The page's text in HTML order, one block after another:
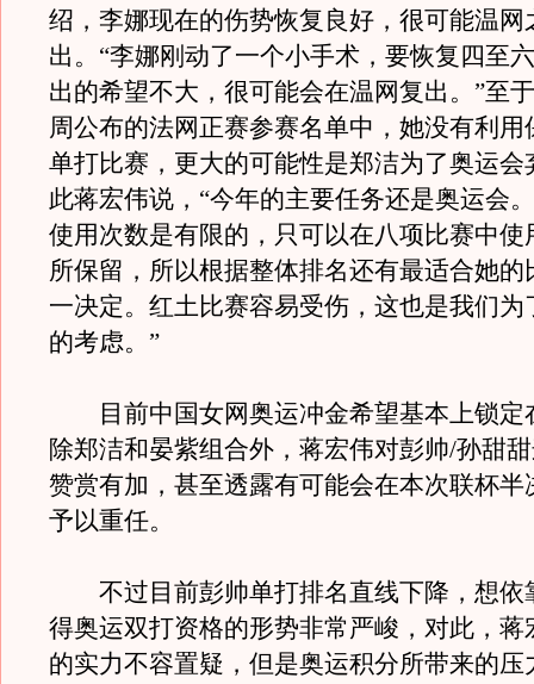
绍，李娜现在的伤势恢复良好，很可能温网
出。“李娜刚动了一个小手术，要恢复四至
出的希望不大，很可能会在温网复出。”至
周公布的法网正赛参赛名单中，她没有利用
单打比赛，更大的可能性是郑洁为了奥运会
此蒋宏伟说，“今年的主要任务还是奥运会
使用次数是有限的，只可以在八项比赛中使
所保留，所以根据整体排名还有最适合她的
一决定。红土比赛容易受伤，这也是我们为
的考虑。”
目前中国女网奥运冲金希望基本上锁定
除郑洁和晏紫组合外，蒋宏伟对彭帅/孙甜
赞赏有加，甚至透露有可能会在本次联杯半
予以重任。
不过目前彭帅单打排名直线下降，想依
得奥运双打资格的形势非常严峻，对此，蒋
的实力不容置疑，但是奥运积分所带来的压